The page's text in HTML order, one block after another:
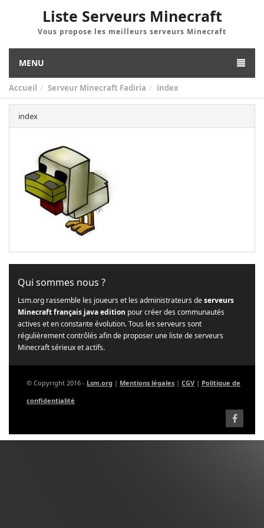
Liste Serveurs Minecraft
Vous propose les meilleurs serveurs Minecraft
MENU
Accueil Serveur Minecraft Fadiria index
index
Qui sommes nous ?
Lsm.org rassemble les joueurs et les administrateurs deserveurs
Minecraft français java edition pour créer des communautés
actives et en constante évolution. Tous les serveurs sont
régulièrement contrôlés afin de proposer une liste de serveurs
Minecraft sérieux et actifs.
© Copyright 2016 - Lsm.org | Mentions légales | CGV | Politique de
confidentialité